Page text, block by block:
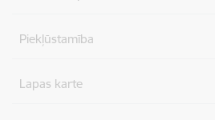
Piekļūstamība
Lapas karte